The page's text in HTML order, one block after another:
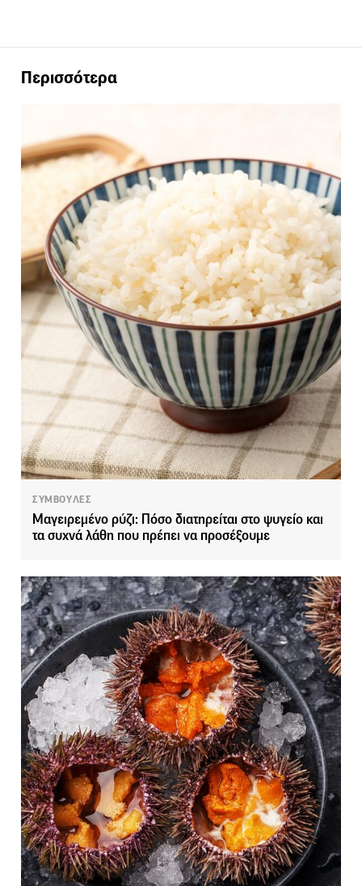
Περισσότερα
ΣΥΜΒΟΥΛΕΣ
Μαγειρεμένο ρύζι: Πόσο διατηρείται στο ψυγείο και
τα συχνά λάθη που πρέπει να προσέξουμε